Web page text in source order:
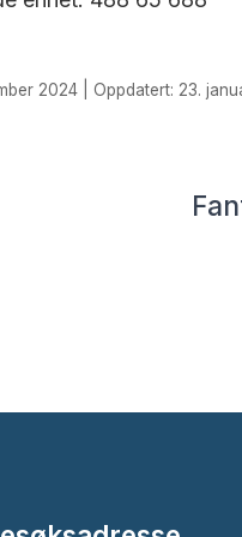
2024 | Oppdatert: 23.